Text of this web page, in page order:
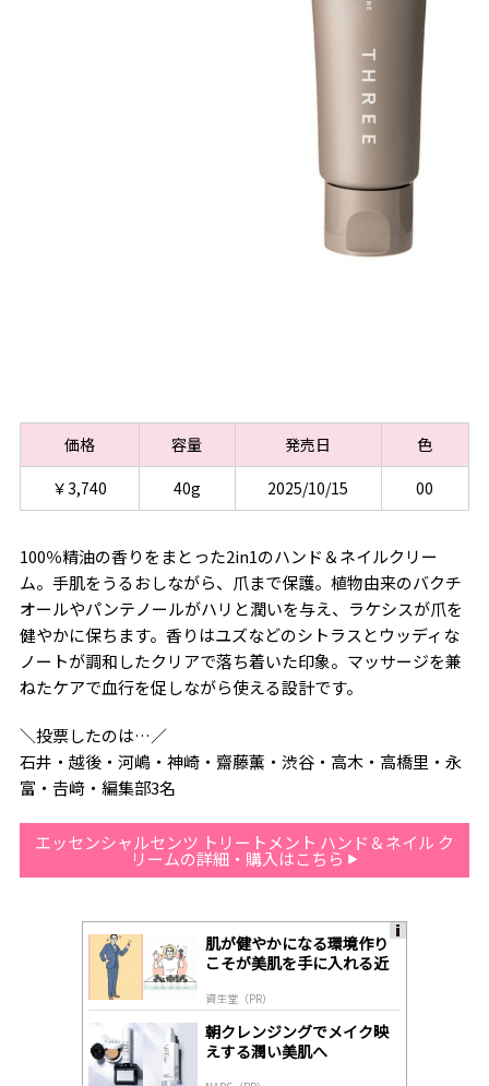
価格 容量 発売日
色
￥3,740
40g 2025/10/15 00
100％精油の香りをまとった2in1のハンド＆ネイルクリー
ム。手肌をうるおしながら、爪まで保護。植物由来のバクチ
オールやパンテノールがハリと潤いを与え、ラケシスが爪を
健やかに保ちます。香りはユズなどのシトラスとウッディな
ノートが調和したクリアで落ち着いた印象。マッサージを兼
ねたケアで血行を促しながら使える設計です。
＼投票したのは…／
石井・越後・河嶋・神崎・齋藤薫・渋谷・高木・高橋里・永
富・𠮷﨑・編集部3名
エッセンシャルセンツ トリートメント ハンド＆ネイル ク
リームの詳細・購入はこちら
肌が健やかになる環境作り
こそが美肌を手に入れる近
資生堂（PR）
朝クレンジングでメイク映
えする潤い美肌へ